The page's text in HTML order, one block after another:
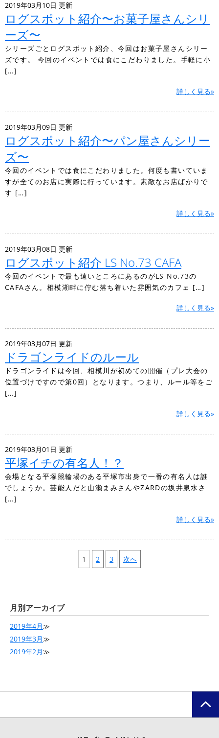
2019年03月10日 更新
ログスポット紹介〜お菓子屋さんシリ
ーズ〜
シリーズごとログスポット紹介、今回はお菓子屋さんシリー
ズです。 今回のイベントでは食にこだわりました。手軽に小
[…]
詳しく見る»
2019年03月09日 更新
ログスポット紹介〜パン屋さんシリー
ズ〜
今回のイベントでは食にこだわりました。何度も書いていま
すが全てのお店に実際に行っています。素敵なお店ばかりで
す […]
詳しく見る»
2019年03月08日 更新
ログスポット紹介 LS No.73 CAFA
今回のイベントで最も遠いところにあるのがLS No.73の
CAFAさん。相模湖畔に佇む落ち着いた雰囲気のカフェ […]
詳しく見る»
2019年03月07日 更新
ドラゴンライドのルール
ドラゴンライドは今回、相模川が初めての開催（プレ大会の
位置づけですので第0回）となります。つまり、ルール等をご
[…]
詳しく見る»
2019年03月01日 更新
平塚イチの有名人！？
会場となる平塚競輪場のある平塚市出身で一番の有名人は誰
でしょうか。芸能人だと山瀬まみさんやZARDの坂井泉水さ
[…]
詳しく見る»
1 2 3 次へ
月別アーカイブ
2019年4月≫
2019年3月≫
2019年2月≫